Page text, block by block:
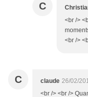
C
<br />
<br />
C claude 26/02/
<br /> <br />